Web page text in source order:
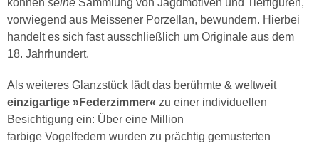
können seine Sammlung von Jagdmotiven und Tierfiguren,
vorwiegend aus Meissener Porzellan, bewundern. Hierbei
handelt es sich fast ausschließlich um Originale aus dem
18. Jahrhundert.
Als weiteres Glanzstück lädt das berühmte & weltweit
einzigartige »Federzimmer« zu einer individuellen
Besichtigung ein: Über eine Million
farbige Vogelfedern wurden zu prächtig gemusterten